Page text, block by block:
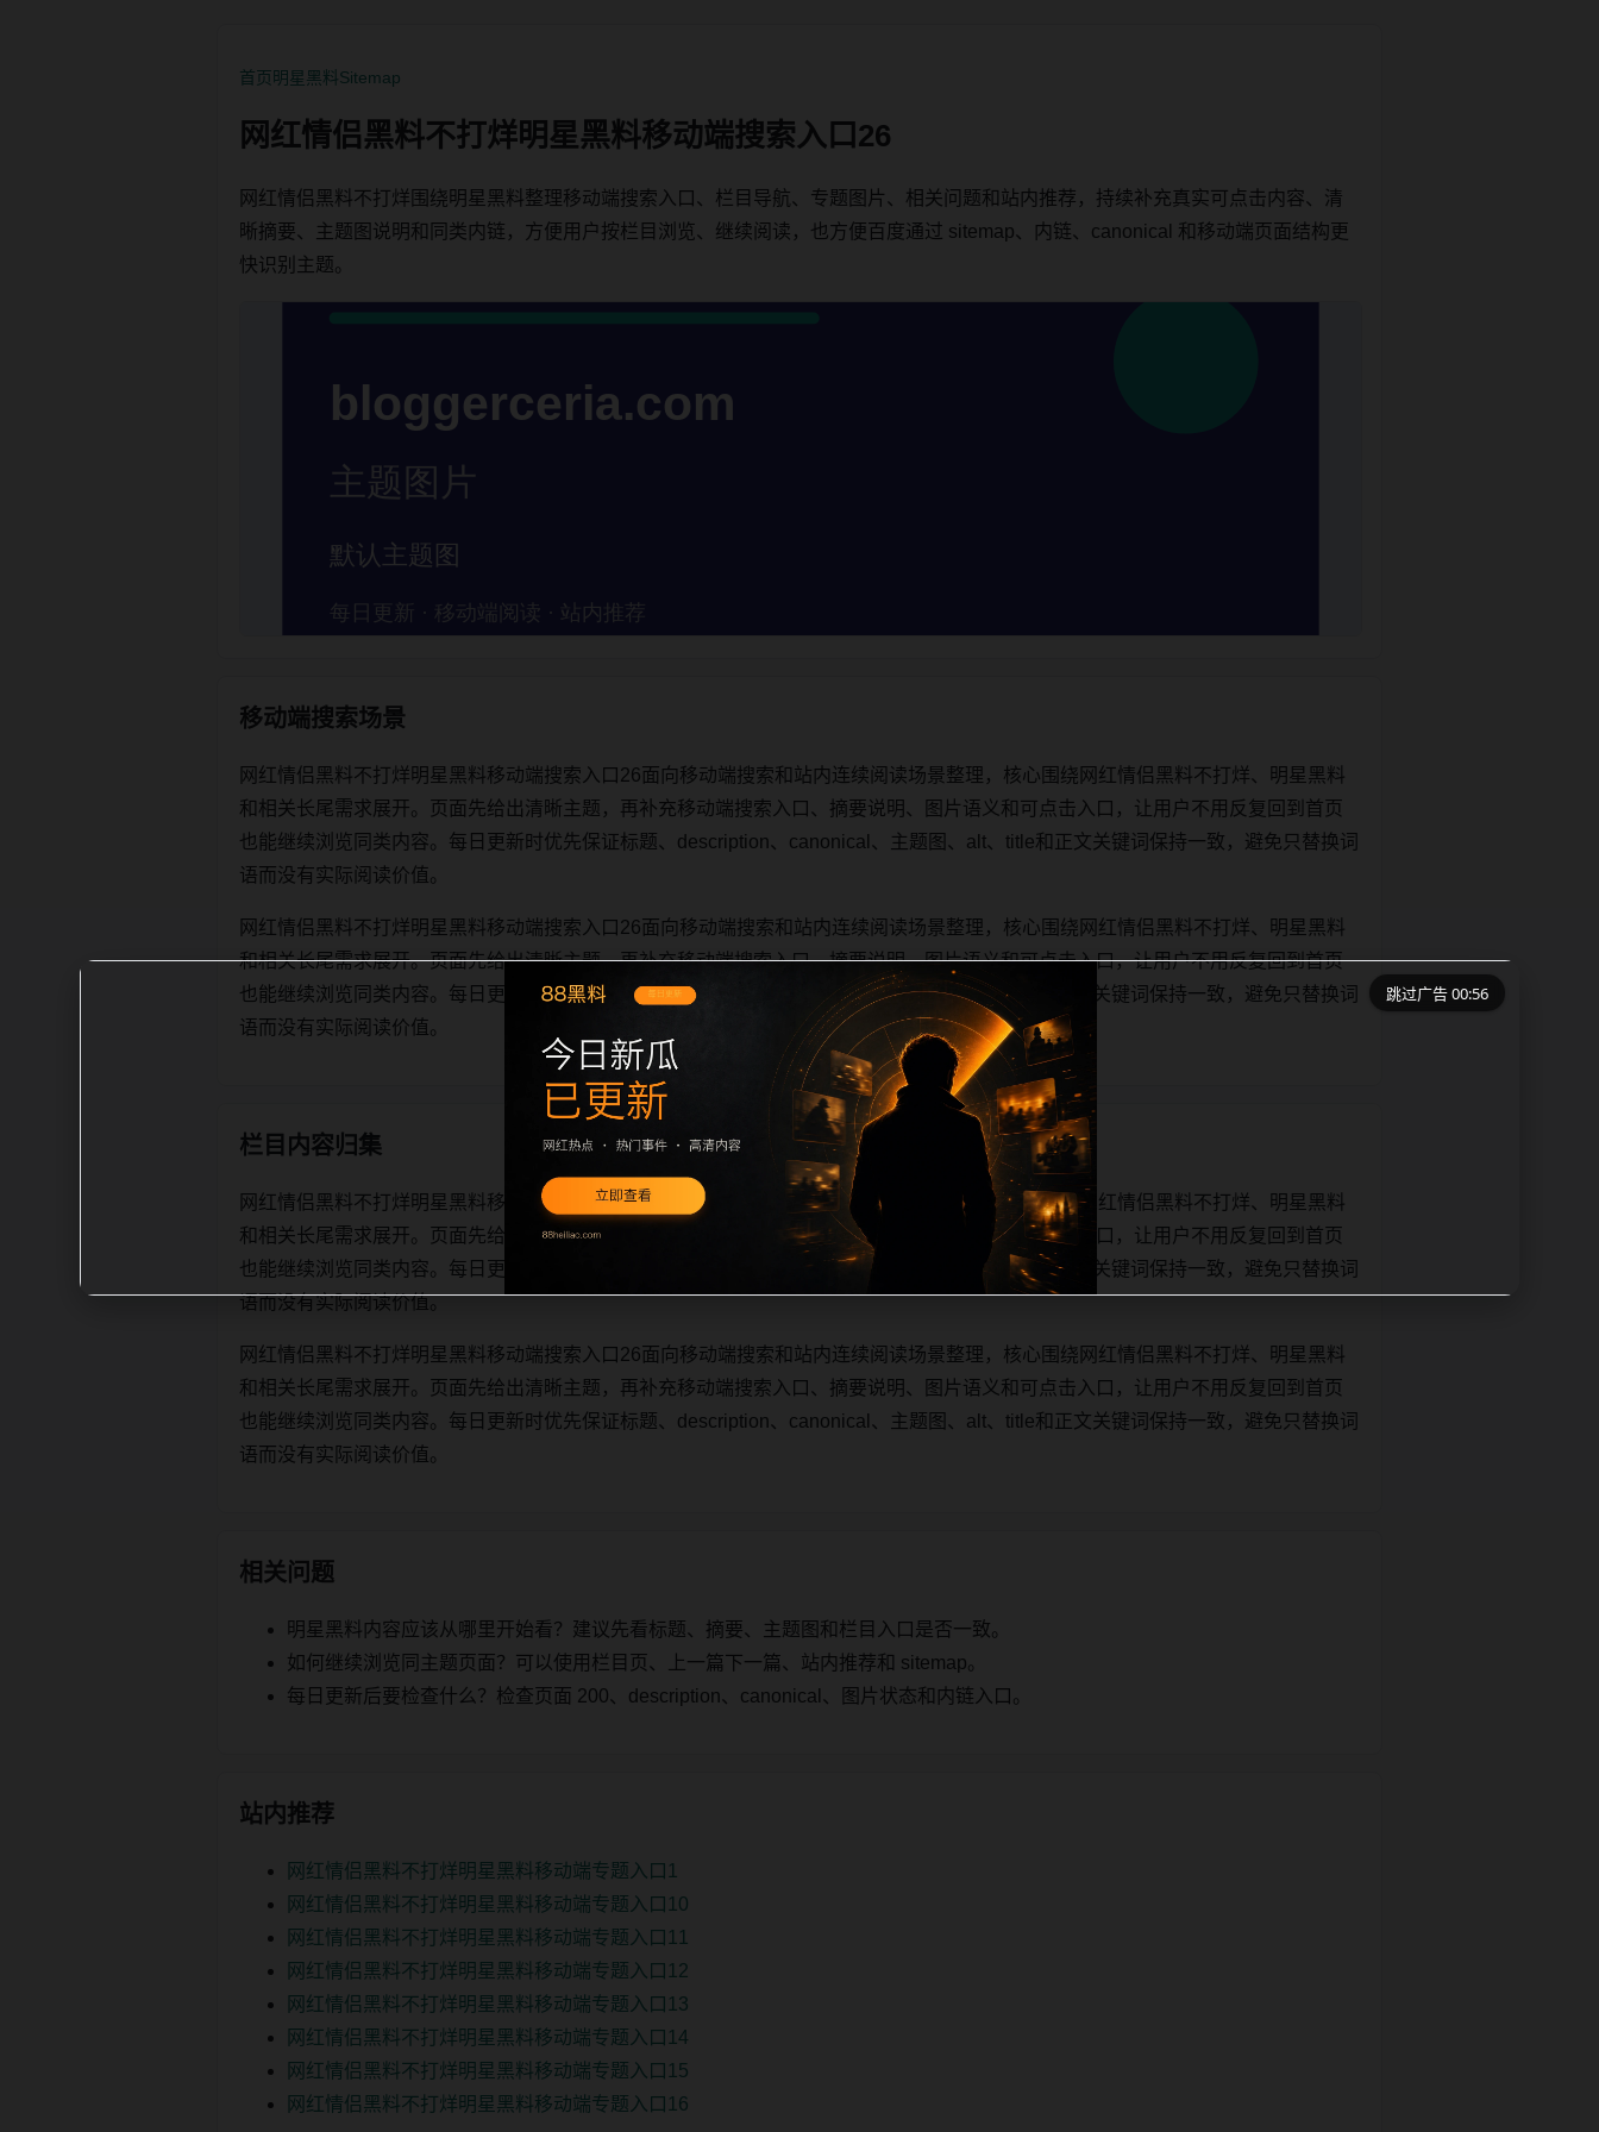
首页明星黑料Sitemap
网红情侣黑料不打烊明星黑料移动端搜索入口26
网红情侣黑料不打烊围绕明星黑料整理移动端搜索入口、栏目导航、专题图片、相关问题和站内推荐，持续补充真实可点击内容、清
晰摘要、主题图说明和同类内链，方便用户按栏目浏览、继续阅读，也方便百度通过 sitemap、内链、canonical 和移动端页面结构更
快识别主题。
移动端搜索场景
网红情侣黑料不打烊明星黑料移动端搜索入口26面向移动端搜索和站内连续阅读场景整理，核心围绕网红情侣黑料不打烊、明星黑料
和相关长尾需求展开。页面先给出清晰主题，再补充移动端搜索入口、摘要说明、图片语义和可点击入口，让用户不用反复回到首页
也能继续浏览同类内容。每日更新时优先保证标题、description、canonical、主题图、alt、title和正文关键词保持一致，避免只替换词
语而没有实际阅读价值。
网红情侣黑料不打烊明星黑料移动端搜索入口26面向移动端搜索和站内连续阅读场景整理，核心围绕网红情侣黑料不打烊、明星黑料
和相关长尾需求展开。页面先给出清晰主题，再补充移动端搜索入口、摘要说明、图片语义和可点击入口，让用户不用反复回到首页
也能继续浏览同类内容。每日更新时优先保证标题、description、canonical、主题图、alt、title和正文关键词保持一致，避免只替换词
语而没有实际阅读价值。
栏目内容归集
网红情侣黑料不打烊明星黑料移动端搜索入口26面向移动端搜索和站内连续阅读场景整理，核心围绕网红情侣黑料不打烊、明星黑料
和相关长尾需求展开。页面先给出清晰主题，再补充移动端搜索入口、摘要说明、图片语义和可点击入口，让用户不用反复回到首页
也能继续浏览同类内容。每日更新时优先保证标题、description、canonical、主题图、alt、title和正文关键词保持一致，避免只替换词
语而没有实际阅读价值。
网红情侣黑料不打烊明星黑料移动端搜索入口26面向移动端搜索和站内连续阅读场景整理，核心围绕网红情侣黑料不打烊、明星黑料
和相关长尾需求展开。页面先给出清晰主题，再补充移动端搜索入口、摘要说明、图片语义和可点击入口，让用户不用反复回到首页
也能继续浏览同类内容。每日更新时优先保证标题、description、canonical、主题图、alt、title和正文关键词保持一致，避免只替换词
语而没有实际阅读价值。
相关问题
明星黑料内容应该从哪里开始看？建议先看标题、摘要、主题图和栏目入口是否一致。
如何继续浏览同主题页面？可以使用栏目页、上一篇下一篇、站内推荐和 sitemap。
每日更新后要检查什么？检查页面 200、description、canonical、图片状态和内链入口。
站内推荐
网红情侣黑料不打烊明星黑料移动端专题入口1
网红情侣黑料不打烊明星黑料移动端专题入口10
网红情侣黑料不打烊明星黑料移动端专题入口11
网红情侣黑料不打烊明星黑料移动端专题入口12
网红情侣黑料不打烊明星黑料移动端专题入口13
网红情侣黑料不打烊明星黑料移动端专题入口14
网红情侣黑料不打烊明星黑料移动端专题入口15
网红情侣黑料不打烊明星黑料移动端专题入口16
跳过广告 00:56